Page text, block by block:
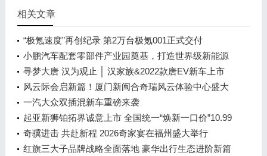
相关文章
“极氪速度”再创纪录 第2万台极氪001正式交付
小鹏汽车配套零部件产业园奠基，打造世界级新能源
智能汽车集群
寻梦大唐 汉为观止 │ 汉家族&2022款唐EV新车上市
发布会，敬请期待！
风云际会启新篇！厦门新闽合奇瑞风云体验中心盛大
开业
一汽大众双插混新车重磅来袭
起亚新狮铂拓界诚意上市 全国统一“焕新一口价”10.99
万元起
奇骥进击 共赴新程 2026奇家宴在福州盛大举行
红旗三大子品牌战略全面落地 豪华出行生态进阶新篇